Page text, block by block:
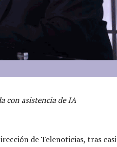
con asistencia de IA
de Telenoticias, tras casi